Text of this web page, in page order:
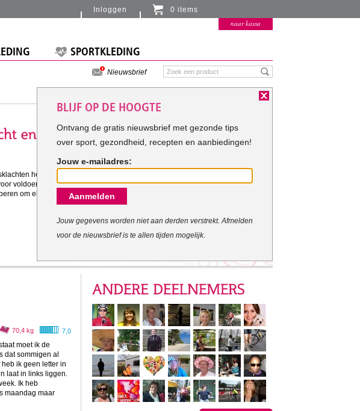
heb
voldoende
om elke
7,0
70,4 kg
moet ik de
dat sommigen al
ik geen letter in
laat in links liggen.
Ik heb
maandag maar
SPORTKLEDING
Nieuwsbrief
Inloggen 0 items
Er zitten momenteel geen artikelen in de
naar kassa
BLIJF OP DE HOOGTE
Ontvang de gratis nieuwsbrief met gezonde tips
over sport, gezondheid, recepten en aanbiedingen!
Jouw e-mailadres:
Aanmelden
Jouw gegevens worden niet aan derden verstrekt. Afmelden
voor de nieuwsbrief is te allen tijden mogelijk.